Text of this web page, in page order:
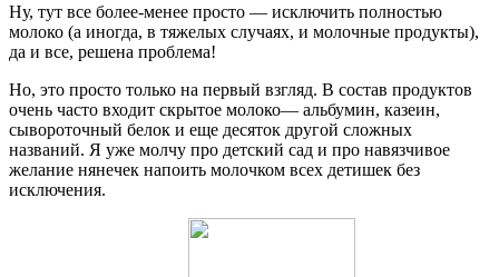
Ну, тут все более-менее просто — исключить полностью
молоко (а иногда, в тяжелых случаях, и молочные продукты),
да и все, решена проблема!
Но, это просто только на первый взгляд. В состав продуктов
очень часто входит скрытое молоко— альбумин, казеин,
сывороточный белок и еще десяток другой сложных
названий. Я уже молчу про детский сад и про навязчивое
желание нянечек напоить молочком всех детишек без
исключения.